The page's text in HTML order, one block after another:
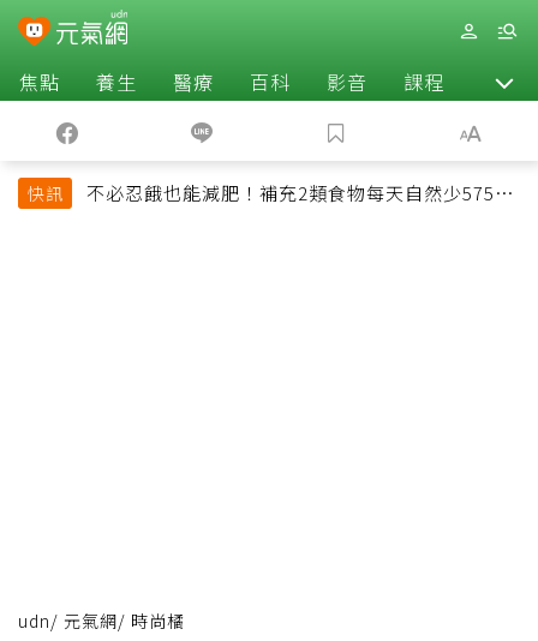
焦點 養生 醫療 百科 影音 課程 退休
快訊
不必忍餓也能減肥！補充2類食物每天自然少575大
udn/ 元氣網/ 時尚橘